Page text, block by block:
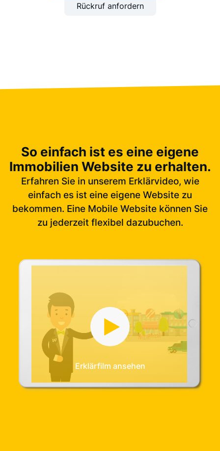
Rückruf anfordern
So einfach ist es eine eigene
Immobilien Website zu erhalten.
Erfahren Sie in unserem Erklärvideo, wie
einfach es ist eine eigene Website zu
bekommen. Eine Mobile Website können Sie
zu jederzeit flexibel dazubuchen.